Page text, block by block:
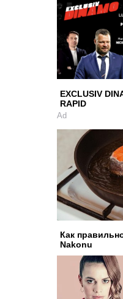
EXCLUSIV
RAPID
Ad
Как
Nakonu